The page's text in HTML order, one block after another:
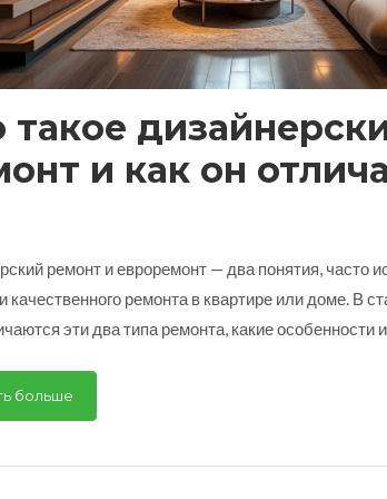
такое
и как он
ремонт и евроремонт — два понятия, часто
качественного ремонта в квартире или доме. В
эти два типа ремонта, какие особенности
выбор в пользу одного из вариантов.
больше